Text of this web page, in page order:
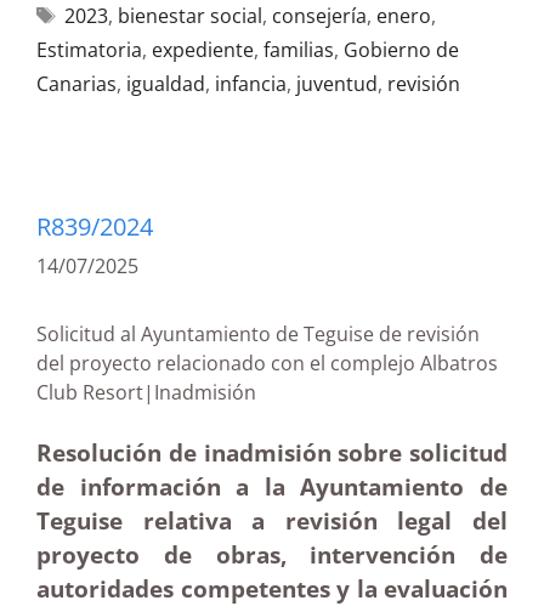
2023, bienestar social, consejería, enero,
Estimatoria, expediente, familias, Gobierno de
Canarias, igualdad, infancia, juventud, revisión
R839/2024
14/07/2025
Solicitud al Ayuntamiento de Teguise de revisión
del proyecto relacionado con el complejo Albatros
Club Resort|Inadmisión
Resolución de inadmisión sobre solicitud
de información a la Ayuntamiento de
Teguise relativa a revisión legal del
proyecto de obras, intervención de
autoridades competentes y la evaluación